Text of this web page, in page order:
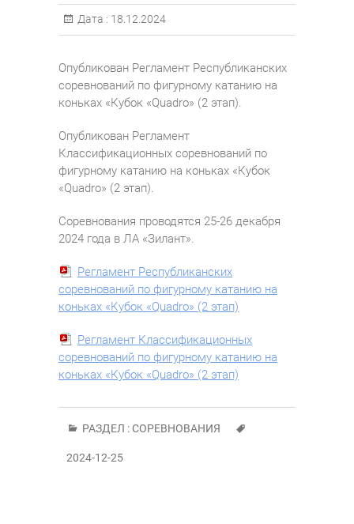
Дата : 18.12.2024
Опубликован Регламент Республиканских
соревнований по фигурному катанию на
коньках «Кубок «Quadro» (2 этап).
Опубликован Регламент
Классификационных соревнований по
фигурному катанию на коньках «Кубок
«Quadro» (2 этап).
Соревнования проводятся 25-26 декабря
2024 года в ЛА «Зилант».
Регламент Республиканских
соревнований по фигурному катанию на
коньках «Кубок «Quadro» (2 этап)
Регламент Классификационных
соревнований по фигурному катанию на
коньках «Кубок «Quadro» (2 этап)
РАЗДЕЛ :СОРЕВНОВАНИЯ
2024-12-25